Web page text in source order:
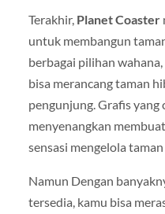
Terakhir, Planet Coaster
untuk membangun
berbagai pilihan
bisa merancang taman
pengunjung. Grafis yang
menyenangkan
sensasi mengelola
Namun Dengan
tersedia, kamu bisa